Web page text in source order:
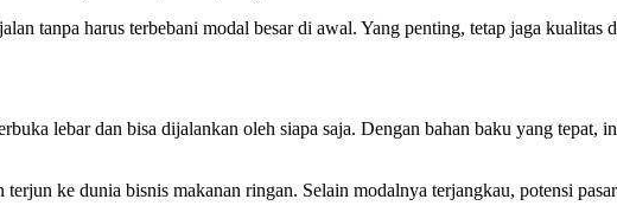
tanpa harus terbebani modal besar di awal. Yang penting, tetap jaga kualitas
lebar dan bisa dijalankan oleh siapa saja. Dengan bahan baku yang tepat,
ke dunia bisnis makanan ringan. Selain modalnya terjangkau, potensi